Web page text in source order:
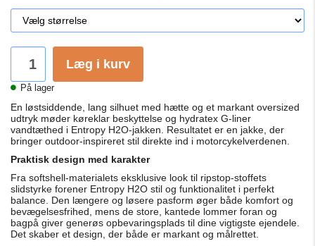
Læg i kurv
På lager
En løstsiddende, lang silhuet med hætte og et markant oversized
udtryk møder køreklar beskyttelse og hydratex G-liner
vandtæthed i Entropy H2O-jakken. Resultatet er en jakke, der
bringer outdoor-inspireret stil direkte ind i motorcykelverdenen.
Praktisk design med karakter
Fra softshell-materialets eksklusive look til ripstop-stoffets
slidstyrke forener Entropy H2O stil og funktionalitet i perfekt
balance. Den længere og løsere pasform øger både komfort og
bevægelsesfrihed, mens de store, kantede lommer foran og
bagpå giver generøs opbevaringsplads til dine vigtigste ejendele.
Det skaber et design, der både er markant og målrettet.